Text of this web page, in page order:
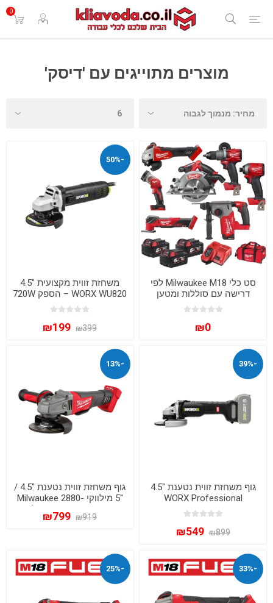
0
מוצרים מתוייגים עם 'דיסק'
סט כלי Milwaukee M18 לפי
דרישה עם סוללות ומטען
₪0
-50%
משחזת זווית מקצועית "4.5
WORX WU820 – הספק 720W
בעיצוב Slim ארגונומי
₪399
₪199
-39%
גוף משחזת זווית נטענת "4.5
WORX Professional
WU809.91 20V BRUSHLESS
– מנוע ללא פחמים
₪899
₪549
-13%
גוף משחזת זווית נטענת "4.5 /
"5 מילווקי Milwaukee 2880-
₪919
₪799
-33%
-25%